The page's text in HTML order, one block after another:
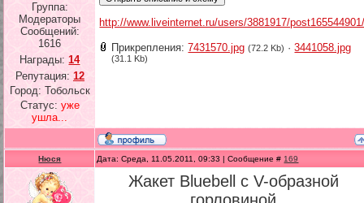
Группа:
Модераторы
Сообщений:
1616
Награды:14
Репутация: 12
Город: Тобольск
Статус: уже
ушла...
http://www.liveinternet.ru/users/3881917/
Прикрепления:7431570.jpg (72.2 Kb) ·3441058.jpg
(31.1 Kb)
Нюся Дата: Среда, 11.05.2011, 09:33 | Сообщение # 169
Жакет Bluebell с V-образной